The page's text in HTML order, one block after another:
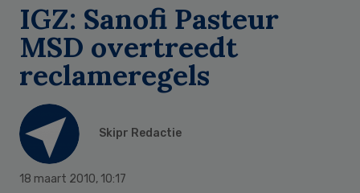
IGZ: Sanofi Pasteur
MSD overtreedt
reclameregels
Skipr Redactie
18 maart 2010, 10:17